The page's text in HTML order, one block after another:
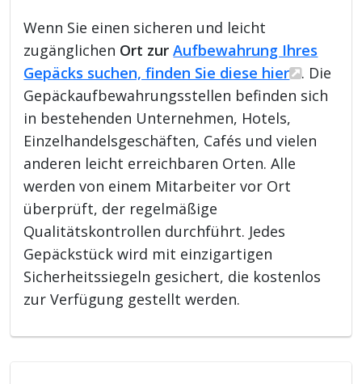
Wenn Sie einen sicheren und leicht
zugänglichen Ort zurAufbewahrung Ihres
Gepäcks suchen, finden Sie diese hier
. Die
Gepäckaufbewahrungsstellen befinden sich
in bestehenden Unternehmen, Hotels,
Einzelhandelsgeschäften, Cafés und vielen
anderen leicht erreichbaren Orten. Alle
werden von einem Mitarbeiter vor Ort
überprüft, der regelmäßige
Qualitätskontrollen durchführt. Jedes
Gepäckstück wird mit einzigartigen
Sicherheitssiegeln gesichert, die kostenlos
zur Verfügung gestellt werden.